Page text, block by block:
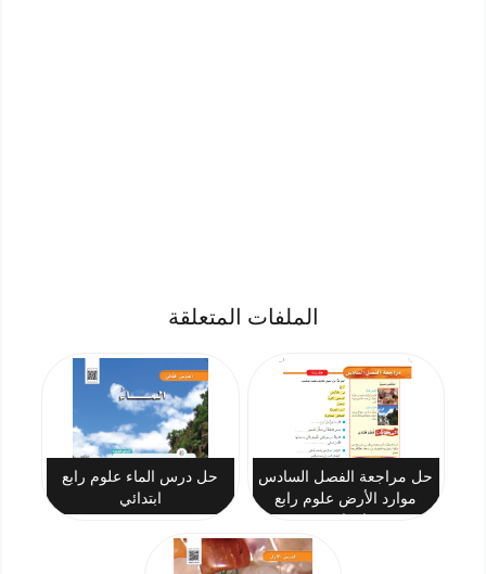
الملفات المتعلقة
حل مراجعة الفصل السادس
موارد الأرض علوم رابع
حل درس الماء علوم رابع
ابتدائي